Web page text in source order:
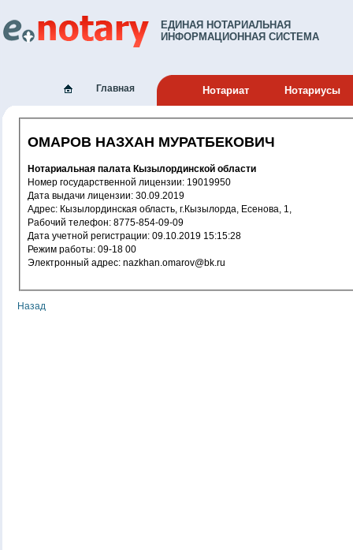
ЕДИНАЯ НОТАРИАЛЬНАЯ
ИНФОРМАЦИОННАЯ СИСТЕМА
Главная Нотариат Нотариусы
ОМАРОВ НАЗХАН МУРАТБЕКОВИЧ
Нотариальная палата Кызылординской области
Номер государственной лицензии: 19019950
Дата выдачи лицензии: 30.09.2019
Адрес: Кызылординская область, г.Кызылорда, Есенова, 1,
Рабочий телефон: 8775-854-09-09
Дата учетной регистрации: 09.10.2019 15:15:28
Режим работы: 09-18 00
Электронный адрес: nazkhan.omarov@bk.ru
Назад